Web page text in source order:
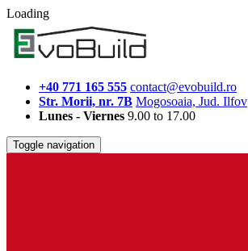
Loading
+40 771 165 555 contact@evobuild.ro
Str. Morii, nr. 7B Mogosoaia, Jud. Ilfov
Lunes - Viernes 9.00 to 17.00
Toggle navigation